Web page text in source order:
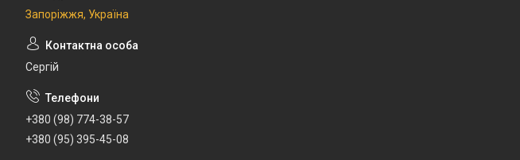
Запоріжжя, Україна
Сергій
+380 (98) 774-38-57
+380 (95) 395-45-08